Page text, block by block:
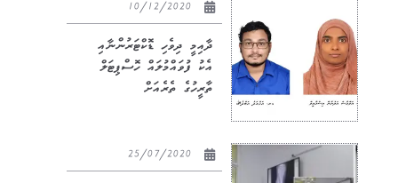
ދާއިމީ ދިވެހި ޑޮކްޓަރުންނާއި
އެކު ފުވައްމުލައް ހޮސްޕިޓަލް
ތާރީހުގެ ތެރެއަށް